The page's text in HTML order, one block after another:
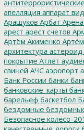
апелляция аппарат
Арашуков Арбат Арена
арест арест счетов
Артём Акименко
архитектура астероид
покрытие Атлет
свиней АЧС аэропорт
Банк России банки
банковские_карты
барельеф баскетбол
бездомные
Безопасное колесо-